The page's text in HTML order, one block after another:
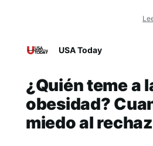
USA Today
¿Quién teme a
obesidad?
miedo al